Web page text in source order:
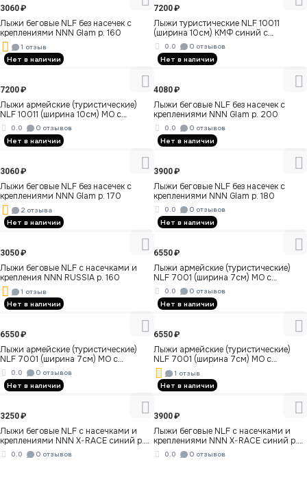
3060₽
Лыжи беговые NLF без насечек c
креплениями NNN Glam р. 160
1 отзыв
7200₽
Лыжи туристические NLF 10011
(ширина 10см) КМФ синий с
насечкой р. 170
0 отзывов
0.0
Нет в наличии
7200₽
Лыжи армейские (туристические)
NLF 10011 (ширина 10см) МО с
насечкой р. 170
0 отзывов
0.0
Нет в наличии
4080₽
Лыжи беговые NLF без насечек c
креплениями NNN Glam р. 200
0 отзывов
0.0
Нет в наличии
3060₽
Лыжи беговые NLF без насечек c
креплениями NNN Glam р. 170
2 отзыва
Нет в наличии
3900₽
Лыжи беговые NLF без насечек c
креплениями NNN Glam р. 180
0 отзывов
0.0
Нет в наличии
3050₽
Лыжи беговые NLF с насечками и
крепления NNN RUSSIA р. 160
1 отзыв
Нет в наличии
6550₽
Лыжи армейские (туристические)
NLF 7001 (ширина 7см) МО с
насечкой р. 180
0 отзывов
0.0
Нет в наличии
6550₽
Лыжи армейские (туристические)
NLF 7001 (ширина 7см) МО с
насечкой р. 200
0 отзывов
0.0
Нет в наличии
6550₽
Лыжи армейские (туристические)
NLF 7001 (ширина 7см) МО с
насечкой р. 190
1 отзыв
Нет в наличии
3250₽
Лыжи беговые NLF с насечками и
креплениями NNN X-RACE синий р.
170
0 отзывов
0.0
Нет в наличии
3900₽
Лыжи беговые NLF с насечками и
креплениями NNN X-RACE синий р.
180
0 отзывов
0.0